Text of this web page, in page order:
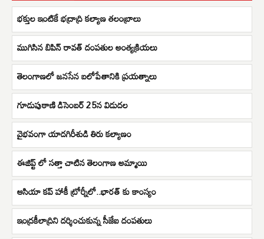
భక్తుల ఇంటికే భద్రాద్రి కల్యాణ తలంబ్రాలు
ముగిసిన బిపిన్ రావత్ దంపతుల అంత్యక్రియలు
తెలంగాణలో జనసేన బలోపేతానికి ప్రయత్నాలు
గూడుపుఠాణి డిసెంబర్ 25న విడుదల
వైభవంగా యాదగిరీశుడి తిరు కల్యాణం
ఈజిప్ట్ లో సత్తా చాటిన తెలంగాణ అమ్మాయి
ఆసియా కప్ హాకీ ట్రోర్నీలో..భారత్ కు కాంస్యం
ఇంద్రకీలాద్రిని దర్శించుకున్న సీజేఐ దంపతులు